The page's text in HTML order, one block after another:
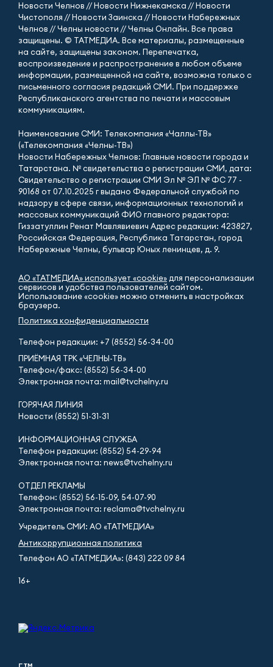
Новости Челнов // Новости Нижнекамска // Новости
Чистополя // Новости Заинска // Новости Набережных
Челнов // Челны новости // Челны Онлайн. Все права
защищены. © ТАТМЕДИА. Все материалы, размещенные
на сайте, защищены законом. Перепечатка,
воспроизведение и распространение в любом объеме
информации, размещенной на сайте, возможна только с
письменного согласия редакций СМИ. При поддержке
Республиканского агентства по печати и массовым
коммуникациям.
Наименование СМИ: Телекомпания «Чаллы-ТВ»
(«Телекомпания «Челны-ТВ»)
Новости Набережных Челнов: Главные новости города и
Татарстана. № свидетельства о регистрации СМИ, дата:
Свидетельство о регистрации СМИ Эл № ЭЛ № ФС 77 -
90168 от 07.10.2025 г выдано Федеральной службой по
надзору в сфере связи, информационных технологий и
массовых коммуникаций ФИО главного редактора:
Гиззатуллин Ренат Мавлявиевич Адрес редакции: 423827,
Российская Федерация, Республика Татарстан, город
Набережные Челны, бульвар Юных ленинцев, д. 9.
АО «ТАТМЕДИА» использует «cookie»для персонализации
сервисов и удобства пользователей сайтом.
Использование «cookie» можно отменить в настройках
браузера.
Политика конфиденциальности
Телефон редакции: +7 (8552) 56-34-00
ПРИЁМНАЯ ТРК «ЧЕЛНЫ-ТВ»
Телефон/факс: (8552) 56-34-00
Электронная почта: mail@tvchelny.ru
ГОРЯЧАЯ ЛИНИЯ
Новости (8552) 51-31-31
ИНФОРМАЦИОННАЯ СЛУЖБА
Телефон редакции: (8552) 54-29-94
Электронная почта: news@tvchelny.ru
ОТДЕЛ РЕКЛАМЫ
Телефон: (8552) 56-15-09, 54-07-90
Электронная почта: reclama@tvchelny.ru
Учредитель СМИ: АО «ТАТМЕДИА»
Антикоррупционная политика
Телефон АО «ТАТМЕДИА»: (843) 222 09 84
16+